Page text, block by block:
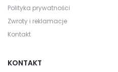
Polityka prywatności
Zwroty i reklamacje
Kontakt
KONTAKT